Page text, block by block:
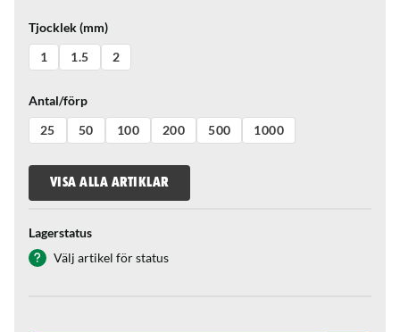
Tjocklek (mm)
1
1.5 2
Antal/förp
25
50 100 200 500 1000
VISA ALLA ARTIKLAR
Lagerstatus
Välj artikel för status